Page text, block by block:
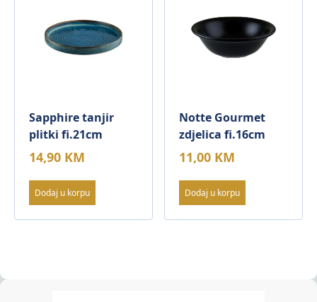
Sapphire tanjir
plitki fi.21cm
14,90 KM
Dodaj u korpu
Notte Gourmet
zdjelica fi.16cm
11,00 KM
Dodaj u korpu